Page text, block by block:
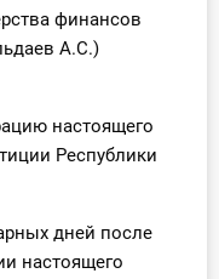
финансов
А.С.)
настоящего
Республики
дней после
настоящего